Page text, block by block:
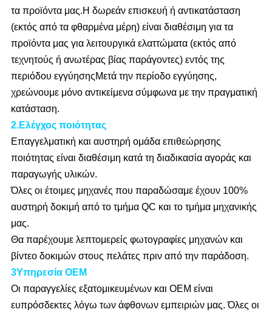
τα προϊόντα μας.Η δωρεάν επισκευή ή αντικατάσταση
(εκτός από τα φθαρμένα μέρη) είναι διαθέσιμη για τα
προϊόντα μας για λειτουργικά ελαττώματα (εκτός από
τεχνητούς ή ανωτέρας βίας παράγοντες) εντός της
περιόδου εγγύησηςΜετά την περίοδο εγγύησης,
χρεώνουμε μόνο αντικείμενα σύμφωνα με την πραγματική
κατάσταση.
2.Ελέγχος ποιότητας
Επαγγελματική και αυστηρή ομάδα επιθεώρησης
ποιότητας είναι διαθέσιμη κατά τη διαδικασία αγοράς και
παραγωγής υλικών.
Όλες οι έτοιμες μηχανές που παραδώσαμε έχουν 100%
αυστηρή δοκιμή από το τμήμα QC και το τμήμα μηχανικής
μας.
Θα παρέχουμε λεπτομερείς φωτογραφίες μηχανών και
βίντεο δοκιμών στους πελάτες πριν από την παράδοση.
3Υπηρεσία OEM
Οι παραγγελίες εξατομικευμένων και OEM είναι
ευπρόσδεκτες λόγω των άφθονων εμπειριών μας. Όλες οι